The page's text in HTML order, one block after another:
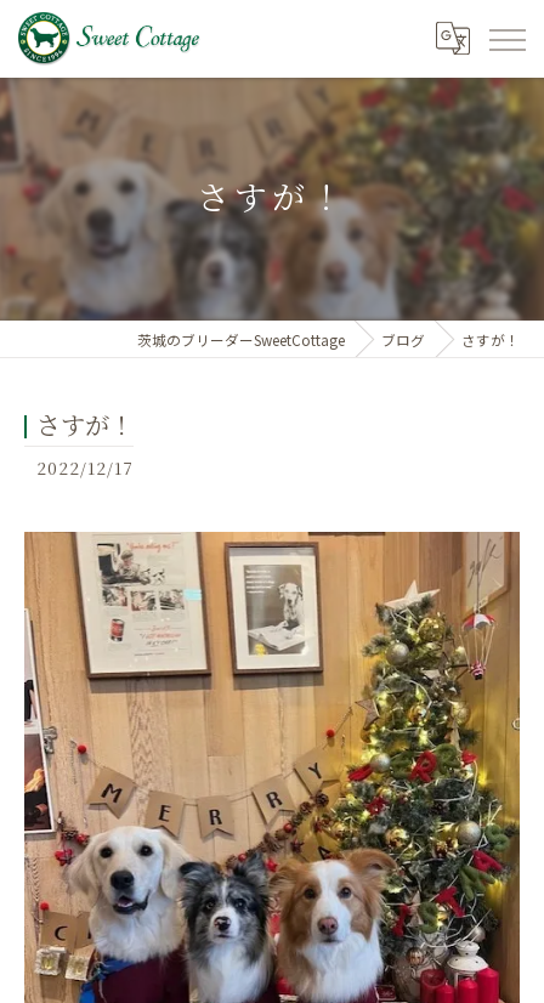
さすが！
茨城のブリーダーSweetCottage ブログ さすが！
さすが！
2022/12/17